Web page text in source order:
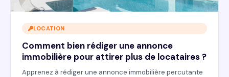
LOCATION
Comment bien rédiger une annonce
immobilière pour attirer plus de locataires ?
Apprenez à rédiger une annonce immobilière percutante